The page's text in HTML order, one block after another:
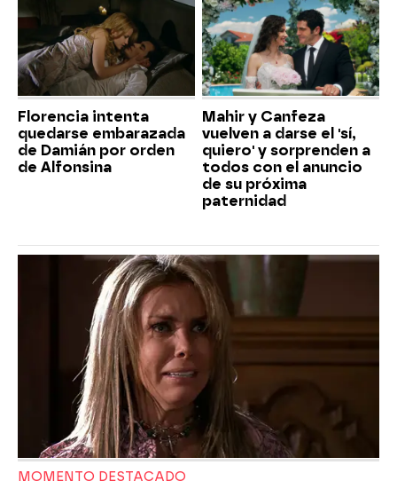
Florencia intenta
quedarse embarazada
de Damián por orden
de Alfonsina
Mahir y Canfeza
vuelven a darse el 'sí,
quiero' y sorprenden a
todos con el anuncio
de su próxima
paternidad
MOMENTO DESTACADO